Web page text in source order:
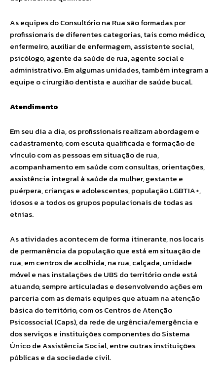
As equipes do Consultório na Rua são formadas por
profissionais de diferentes categorias, tais como médico,
enfermeiro, auxiliar de enfermagem, assistente social,
psicólogo, agente da saúde de rua, agente social e
administrativo. Em algumas unidades, também integram a
equipe o cirurgião dentista e auxiliar de saúde bucal.
Atendimento
Em seu dia a dia, os profissionais realizam abordagem e
cadastramento, com escuta qualificada e formação de
vínculo com as pessoas em situação de rua,
acompanhamento em saúde com consultas, orientações,
assistência integral à saúde da mulher, gestante e
puérpera, crianças e adolescentes, população LGBTIA+,
idosos e a todos os grupos populacionais de todas as
etnias.
As atividades acontecem de forma itinerante, nos locais
de permanência da população que está em situação de
rua, em centros de acolhida, na rua, calçada, unidade
móvel e nas instalações de UBS do território onde está
atuando, sempre articuladas e desenvolvendo ações em
parceria com as demais equipes que atuam na atenção
básica do território, com os Centros de Atenção
Psicossocial (Caps), da rede de urgência/emergência e
dos serviços e instituições componentes do Sistema
Único de Assistência Social, entre outras instituições
públicas e da sociedade civil.